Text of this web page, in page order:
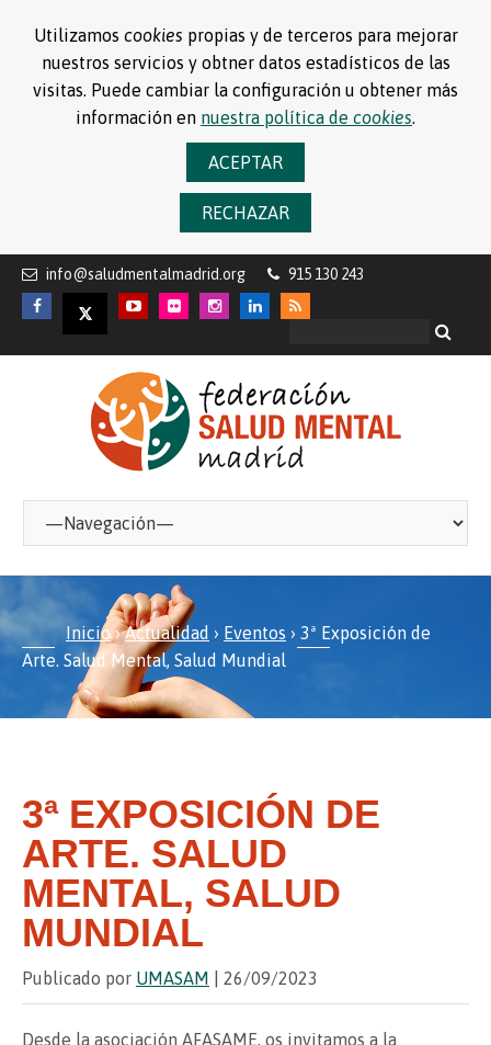
Utilizamos cookies propias y de terceros para mejorar
nuestros servicios y obtner datos estadísticos de las
visitas. Puede cambiar la configuración u obtener más
información en nuestra política de cookies.
ACEPTAR
RECHAZAR
info@saludmentalmadrid.org 915 130 243
Inicio›Actualidad › Eventos › 3ª Exposición de
Arte. Salud Mental, Salud Mundial
3ª EXPOSICIÓN DE
ARTE. SALUD
MENTAL, SALUD
MUNDIAL
Publicado por UMASAM | 26/09/2023
Desde la asociación AFASAME, os invitamos a la